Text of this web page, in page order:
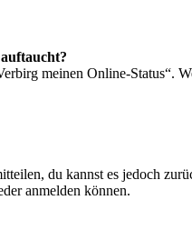
meinen Online-Status“.
du kannst es jedoch
anmelden können.